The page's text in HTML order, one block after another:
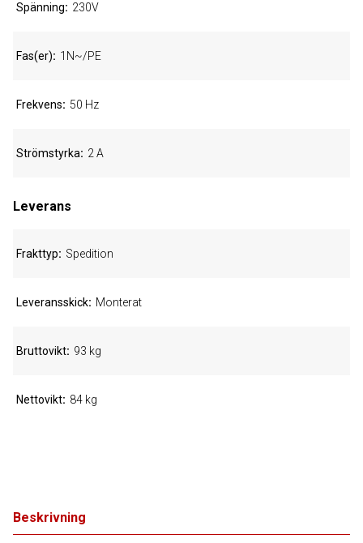
Beskrivning
Spänning 230V
Fas(er) 1N~/PE
Frekvens 50 Hz
Strömstyrka 2 A
Leverans
Frakttyp Spedition
Leveransskick Monterat
Bruttovikt 93 kg
Nettovikt 84 kg